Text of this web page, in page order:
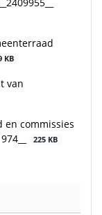
KB
van
en commissies
225 KB